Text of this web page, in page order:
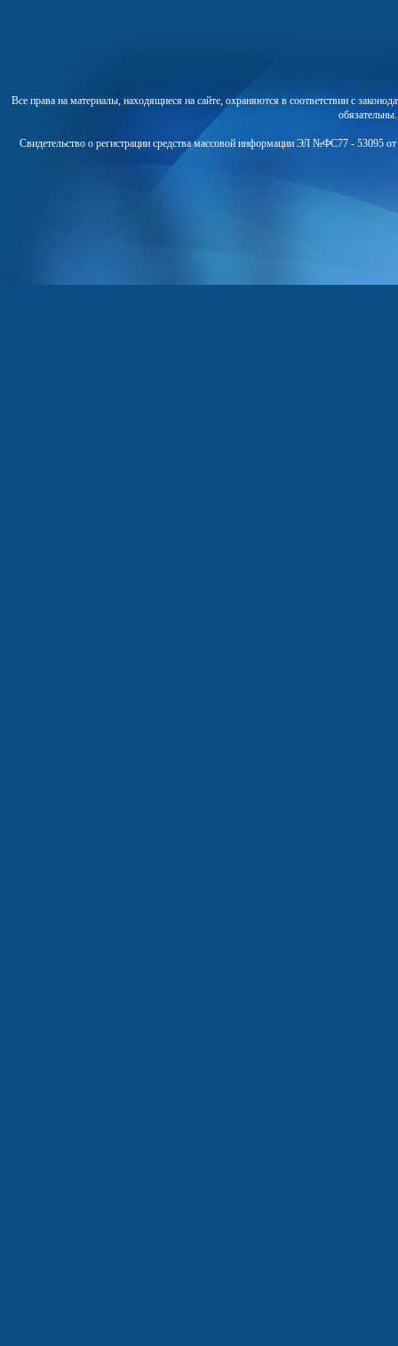
Все права на материалы, находящиеся на сайте, охраняются в соответствии с
Свидетельство о регистрации средства массовой информации ЭЛ №ФС77 - 53095